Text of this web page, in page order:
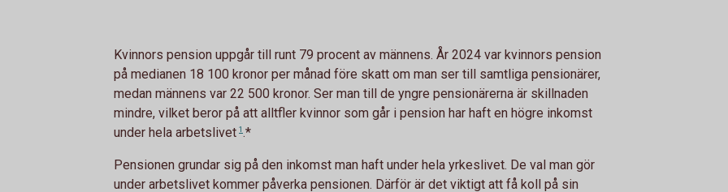
Kvinnors pension uppgår till runt 79 procent av männens. År 2024 var kvinnors pension
på medianen 18 100 kronor per månad före skatt om man ser till samtliga pensionärer,
medan männens var 22 500 kronor. Ser man till de yngre pensionärerna är skillnaden
mindre, vilket beror på att alltfler kvinnor som går i pension har haft en högre inkomst
under hela arbetslivet 1.*
Pensionen grundar sig på den inkomst man haft under hela yrkeslivet. De val man gör
under arbetslivet kommer påverka pensionen. Därför är det viktigt att få koll på sin